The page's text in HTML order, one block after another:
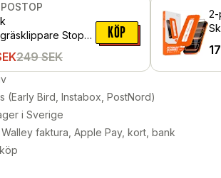
Stopp
249 SEK
KÖP
2-
(Early Bird, Instabox, PostNord)
i Sverige
faktura, Apple Pay, kort, bank